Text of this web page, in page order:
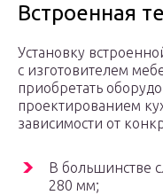
Встроенная
Установку
с изготовителем
приобретать
проектированием
зависимости от
В большинстве
280 мм;